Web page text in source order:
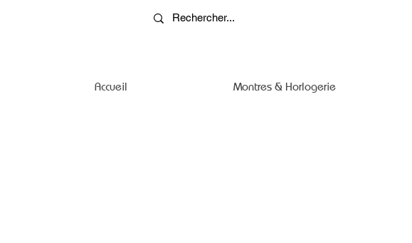
Accueil Montres & Horlogerie